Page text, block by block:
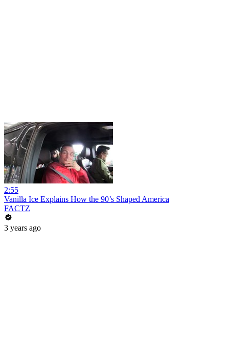
2:55
Vanilla Ice Explains How the 90’s Shaped America
FACTZ
3 years ago